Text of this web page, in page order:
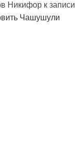
Никифор к записи
Чашушули